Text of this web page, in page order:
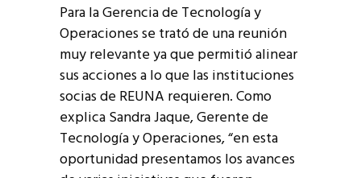
Para la Gerencia de Tecnología y
Operaciones se trató de una reunión
muy relevante ya que permitió alinear
sus acciones a lo que las instituciones
socias de REUNA requieren. Como
explica Sandra Jaque, Gerente de
Tecnología y Operaciones, “en esta
oportunidad presentamos los avances